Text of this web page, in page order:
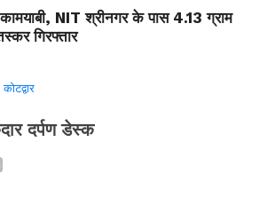
NIT श्रीनगर के पास 4.13 ग्राम
गिरफ्तार
कोटद्वार
दर्पण डेस्क